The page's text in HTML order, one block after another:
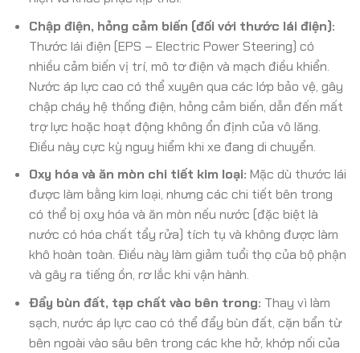
Chập điện, hỏng cảm biến (đối với thước lái điện):
Thước lái điện (EPS – Electric Power Steering) có
nhiều cảm biến vị trí, mô tơ điện và mạch điều khiển.
Nước áp lực cao có thể xuyên qua các lớp bảo vệ, gây
chập cháy hệ thống điện, hỏng cảm biến, dẫn đến mất
trợ lực hoặc hoạt động không ổn định của vô lăng.
Điều này cực kỳ nguy hiểm khi xe đang di chuyển.
Oxy hóa và ăn mòn chi tiết kim loại: Mặc dù thước lái
được làm bằng kim loại, nhưng các chi tiết bên trong
có thể bị oxy hóa và ăn mòn nếu nước (đặc biệt là
nước có hóa chất tẩy rửa) tích tụ và không được làm
khô hoàn toàn. Điều này làm giảm tuổi thọ của bộ phận
và gây ra tiếng ồn, rơ lắc khi vận hành.
Đẩy bùn đất, tạp chất vào bên trong: Thay vì làm
sạch, nước áp lực cao có thể đẩy bùn đất, cặn bẩn từ
bên ngoài vào sâu bên trong các khe hở, khớp nối của